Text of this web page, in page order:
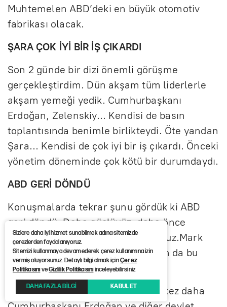
Muhtemelen ABD’deki en büyük otomotiv
fabrikası olacak.
ŞARA ÇOK İYİ BİR İŞ ÇIKARDI
Son 2 günde bir dizi önemli görüşme
gerçekleştirdim. Dün akşam tüm liderlerle
akşam yemeği yedik. Cumhurbaşkanı
Erdoğan, Zelenskiy… Kendisi de basın
toplantısında benimle birlikteydi. Öte yandan
Şara… Kendisi de çok iyi bir iş çıkardı. Önceki
yönetim döneminde çok kötü bir durumdaydı.
ABD GERİ DÖNDÜ
Konuşmalarda tekrar şunu gördük ki ABD
geri döndü. Daha güçlüyüz, daha önce
görmediğimiz kadar saygı görüyoruz.Mark
Rutte’ye de söyledim. ‘Keşke basın da bu
odada olanları görseydi’ dedim.
Çok başarılı bir zirve geçirdik. Bir kez daha
Sizlere daha iyi hizmet sunabilmek adına sitemizde
çerezlerden faydalanıyoruz.
Sitemizi kullanmaya devam ederek çerez kullanımına izin
vermiş oluyorsunuz. Detaylı bilgi almak içinÇerez
PolitikasınıveGizlilik Politikasınıinceleyebilirsiniz
DAHA FAZLA BİLGİ KABUL ET